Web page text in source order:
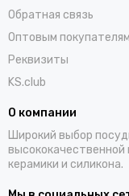
Обратная связь
Оптовым покупателям
Реквизиты
KS.club
О компании
Широкий выбор
керамики и силикона.